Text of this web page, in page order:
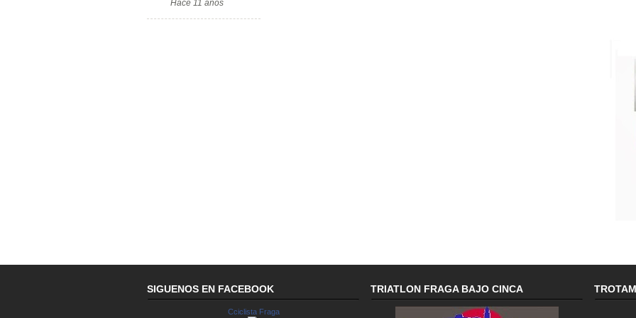
Hace 11 años
SIGUENOS EN FACEBOOK
Cciclista Fraga
TRIATLON FRAGA BAJO CINCA